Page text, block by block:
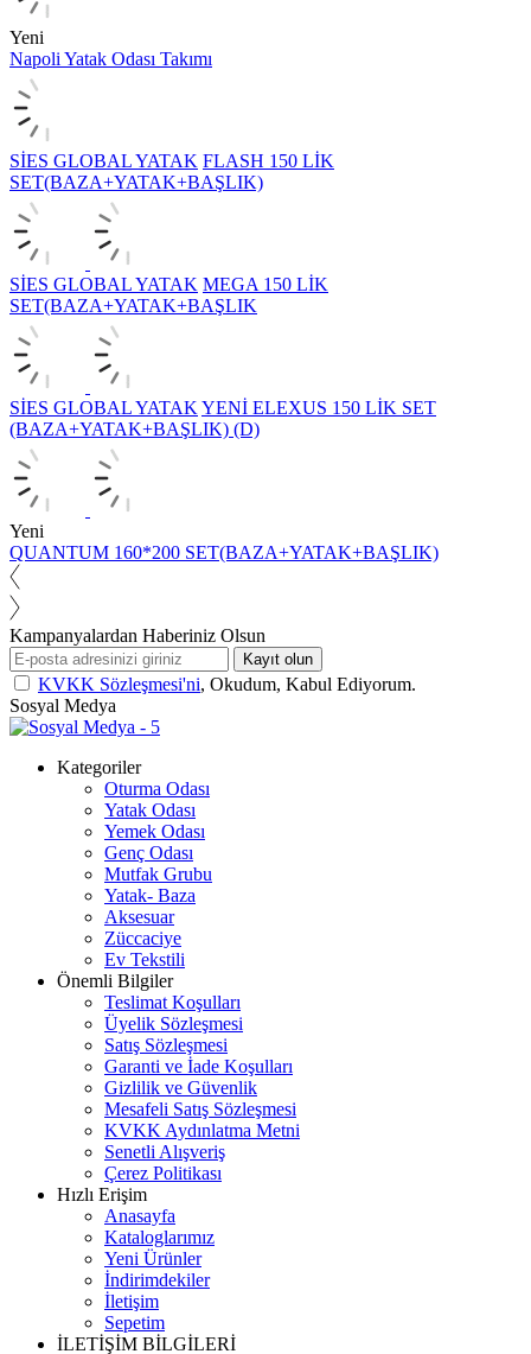
Yeni
Napoli Yatak Odası Takımı
SİES GLOBAL YATAK FLASH 150 LİK
SET(BAZA+YATAK+BAŞLIK)
SİES GLOBAL YATAK MEGA 150 LİK
SET(BAZA+YATAK+BAŞLIK
SİES GLOBAL YATAK YENİ ELEXUS 150 LİK SET
(BAZA+YATAK+BAŞLIK) (D)
Yeni
QUANTUM 160*200 SET(BAZA+YATAK+BAŞLIK)
Kampanyalardan Haberiniz Olsun
Kayıt olun
KVKK Sözleşmesi'ni, Okudum, Kabul Ediyorum.
Sosyal Medya
Kategoriler
Oturma Odası
Yatak Odası
Yemek Odası
Genç Odası
Mutfak Grubu
Yatak- Baza
Aksesuar
Züccaciye
Ev Tekstili
Önemli Bilgiler
Teslimat Koşulları
Üyelik Sözleşmesi
Satış Sözleşmesi
Garanti ve İade Koşulları
Gizlilik ve Güvenlik
Mesafeli Satış Sözleşmesi
KVKK Aydınlatma Metni
Senetli Alışveriş
Çerez Politikası
Hızlı Erişim
Anasayfa
Kataloglarımız
Yeni Ürünler
İndirimdekiler
İletişim
Sepetim
İLETİŞİM BİLGİLERİ